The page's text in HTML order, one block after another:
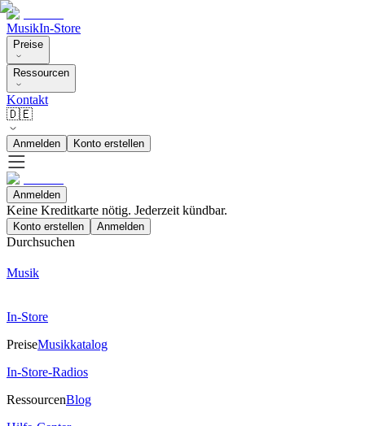
MusikIn-Store
Preise
Ressourcen
Kontakt
🇩🇪
Anmelden Konto erstellen
Anmelden
Keine Kreditkarte nötig. Jederzeit kündbar.
Konto erstellen Anmelden
Durchsuchen
Musik
In-Store
PreiseMusikkatalog
In-Store-Radios
RessourcenBlog